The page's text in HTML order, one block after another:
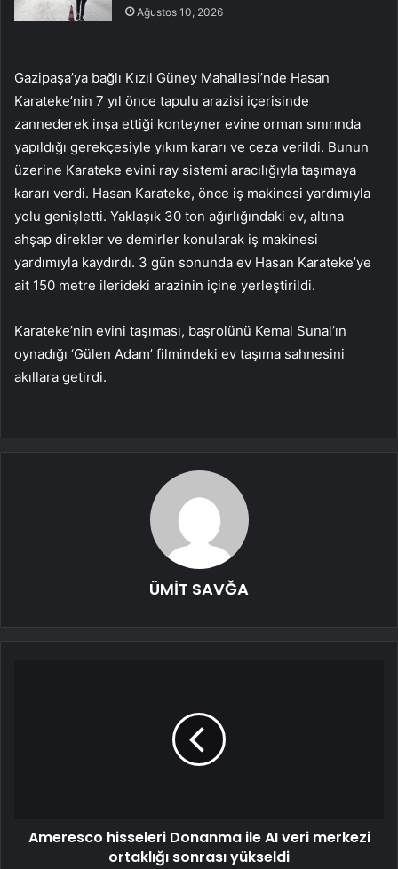
Ağustos 10, 2026
Gazipaşa’ya bağlı Kızıl Güney Mahallesi’nde Hasan
Karateke’nin 7 yıl önce tapulu arazisi içerisinde
zannederek inşa ettiği konteyner evine orman sınırında
yapıldığı gerekçesiyle yıkım kararı ve ceza verildi. Bunun
üzerine Karateke evini ray sistemi aracılığıyla taşımaya
kararı verdi. Hasan Karateke, önce iş makinesi yardımıyla
yolu genişletti. Yaklaşık 30 ton ağırlığındaki ev, altına
ahşap direkler ve demirler konularak iş makinesi
yardımıyla kaydırdı. 3 gün sonunda ev Hasan Karateke’ye
ait 150 metre ilerideki arazinin içine yerleştirildi.
Karateke’nin evini taşıması, başrolünü Kemal Sunal’ın
oynadığı ‘Gülen Adam’ filmindeki ev taşıma sahnesini
akıllara getirdi.
ÜMİT SAVĞA
Ameresco hisseleri Donanma ile AI veri merkezi
ortaklığı sonrası yükseldi